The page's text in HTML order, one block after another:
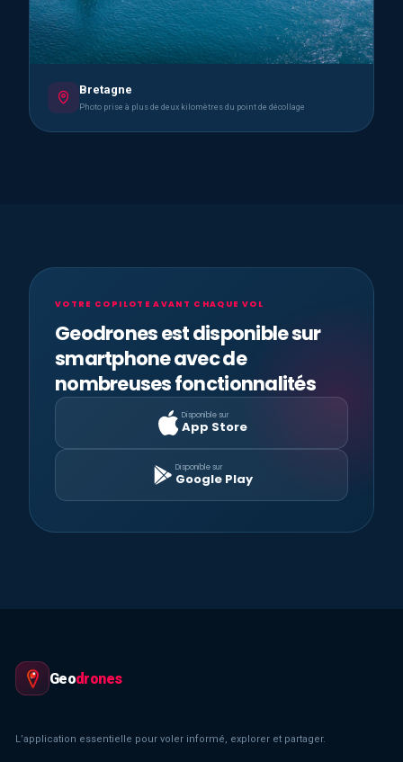
Bretagne
Photo prise à plus de deux kilomètres du point de décollage
VOTRE COPILOTE AVANT CHAQUE VOL
Geodrones est disponible sur
smartphone avec de
nombreuses fonctionnalités
Disponible sur
App Store
Disponible sur
Google Play
Geodrones
L’application essentielle pour voler informé, explorer et partager.